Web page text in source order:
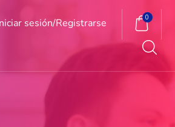
sesión/Registrarse 0